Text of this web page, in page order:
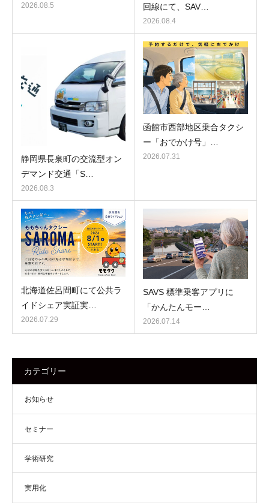
2026.08.5
回線にて、SAV…
2026.08.4
静岡県長泉町の交流型オン
デマンド交通「S…
2026.08.3
函館市西部地区乗合タクシ
ー「おでかけ号」…
2026.07.31
北海道佐呂間町にて公共ラ
イドシェア実証実…
2026.07.29
SAVS 標準乗客アプリに
「かんたんモー…
2026.07.14
カテゴリー
お知らせ
セミナー
学術研究
実用化